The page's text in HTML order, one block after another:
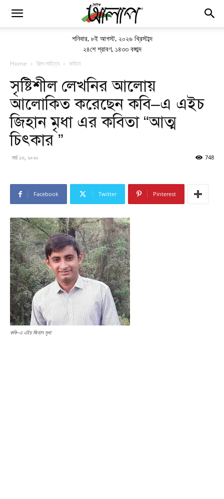
শনিবার, ৮ই আগস্ট, ২০২৬ খ্রিস্টাব্দ
২৪শে শ্রাবণ, ১৪৩৩ বঙ্গাব্দ
Home শিল্প-সাহিত্য কবিতা
সৃষ্টিশীল লেখনির আলোয়
আলোকিত করেছেন কবি–এ এইচ
জিহান মৃধা এর কবিতা “আত্ম
চিৎকার ”
মার্চ ১৩, ২০২০ 748
Facebook Twitter Pinterest
কবি–এ এইচ জিহান মৃধা